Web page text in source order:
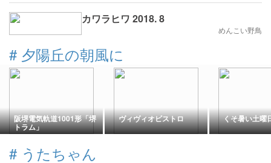
カワラヒワ 2018. 8
めんこい野鳥
# 夕陽丘の朝風に
阪堺電気軌道1001形「堺
トラム」
ヴィヴィオビストロ くそ暑い土曜
# うたちゃん